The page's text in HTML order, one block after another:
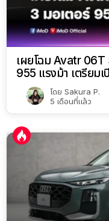
เผยโฉม Avatr
955 แรงม้า เตรียม
โดย Sakura P.
5 เดือนที่แล้ว